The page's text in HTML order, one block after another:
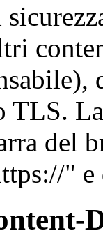
TLS.
del
"